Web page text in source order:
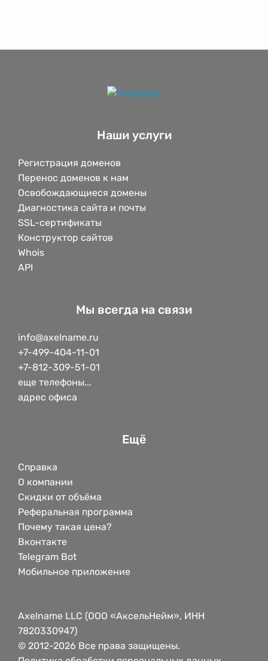
Наши услуги
Регистрация доменов
Перенос доменов к нам
Освобождающиеся домены
Диагностика сайта и почты
SSL-сертификаты
Конструктор сайтов
Whois
API
Мы всегда на связи
info@axelname.ru
+7-499-404-11-01
+7-812-309-51-01
еще телефоны...
адрес офиса
Ещё
Справка
О компании
Скидки от объёма
Реферальная программа
Почему такая цена?
Вконтакте
Telegram Bot
Мобильное приложение
Axelname LLC (ООО «АксельНейм», ИНН
7820330947)
© 2012-2026 Все права защищены.